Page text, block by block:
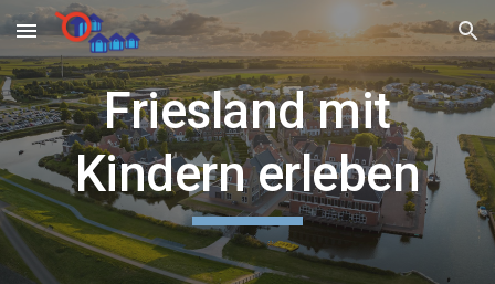
Skip to main content Skip to navigation
Friesland mit
Kindern erleben